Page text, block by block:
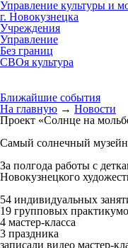
Управление культуры и
г. Новокузнецка
Учреждения
Управление
Без границ
СВОя культура
Ближайшие события
На главную → Новости
Проект «Солнце на
Самый солнечный
За полгода работы с
Новокузнецкого
54 индивидуальных
19 групповых
4 мастер-класса
3 праздника
записали видео мастер-